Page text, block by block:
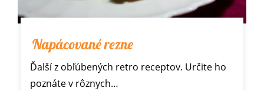
Napácované rezne
Ďalší z obľúbených retro receptov. Určite ho
poznáte v rôznych…